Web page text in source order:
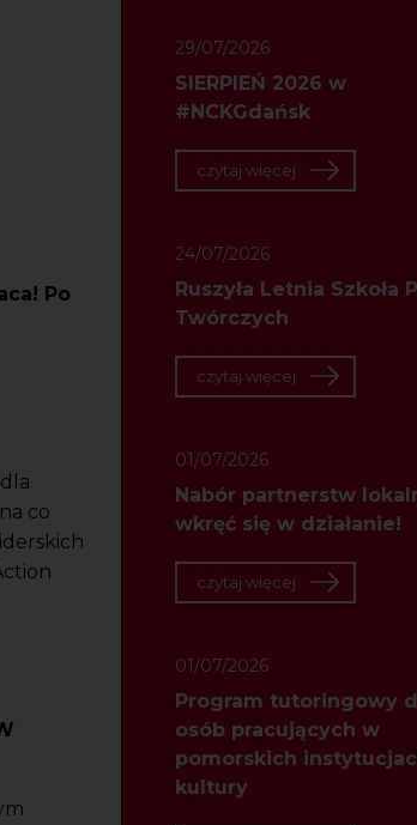
Po
co
29/07/2026
SIERPIEŃ 2026 w
#NCKGdańsk
czytaj więcej
24/07/2026
Ruszyła Letnia Szkoła
Twórczych
czytaj więcej
01/07/2026
Nabór partnerstw
wkręć się w działanie!
czytaj więcej
01/07/2026
Program tutoringowy
osób pracujących w
pomorskich
kultury